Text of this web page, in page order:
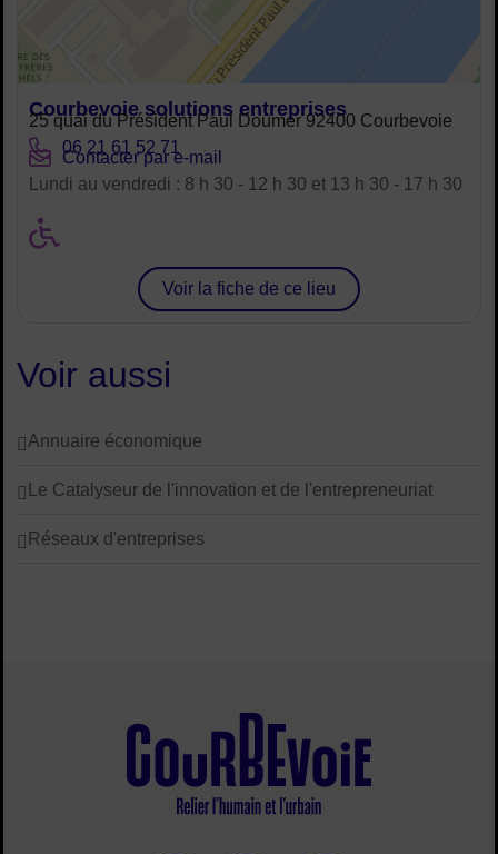
Courbevoie solutions entreprises
Adresse :
25 quai du Président Paul Doumer 92400 Courbevoie
Tél. :06 21 61 52 71
Courriel :Contacter par e-mail
Horaires :
Lundi au vendredi : 8 h 30 - 12 h 30 et 13 h 30 - 17 h 30
Horaires :
Handicap moteur ou
Voir la fiche de ce lieu
Voir aussi
Annuaire économique
Le Catalyseur de l'innovation et de l'entrepreneuriat
Réseaux d'entreprises